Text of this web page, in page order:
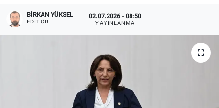
BIRKAN YÜKSEL
EDITÖR
02.07.2026 - 08:50
YAYINLANMA